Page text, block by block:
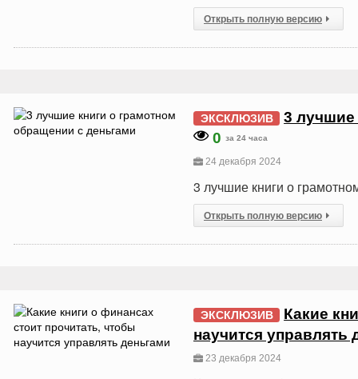
Открыть полную версию
ЭКСКЛЮЗИВ
3 лучшие
0 за 24 часа
24 декабря 2024
3 лучшие книги о
Открыть полную версию
ЭКСКЛЮЗИВ
Какие
научится управлять
23 декабря 2024